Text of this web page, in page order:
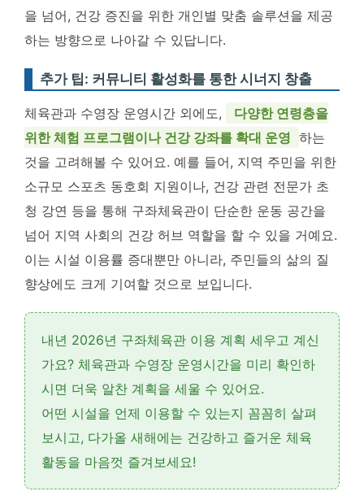
을 넘어, 건강 증진을 위한 개인별 맞춤 솔루션을 제공
하는 방향으로 나아갈 수 있답니다.
추가 팁: 커뮤니티 활성화를 통한 시너지 창출
체육관과 수영장 운영시간 외에도,
다양한 연령층을
위한 체험 프로그램이나 건강 강좌를 확대 운영 하는
것을 고려해볼 수 있어요. 예를 들어, 지역 주민을 위한
소규모 스포츠 동호회 지원이나, 건강 관련 전문가 초
청 강연 등을 통해 구좌체육관이 단순한 운동 공간을
넘어 지역 사회의 건강 허브 역할을 할 수 있을 거예요.
이는 시설 이용률 증대뿐만 아니라, 주민들의 삶의 질
향상에도 크게 기여할 것으로 보입니다.
내년 2026년 구좌체육관 이용 계획 세우고 계신
가요? 체육관과 수영장 운영시간을 미리 확인하
시면 더욱 알찬 계획을 세울 수 있어요.
어떤 시설을 언제 이용할 수 있는지 꼼꼼히 살펴
보시고, 다가올 새해에는 건강하고 즐거운 체육
활동을 마음껏 즐겨보세요!